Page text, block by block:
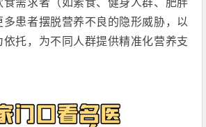
食需求者（如素食、健身人群、肥胖
多患者摆脱营养不良的隐形威胁，以
托，为不同人群提供精准化营养支